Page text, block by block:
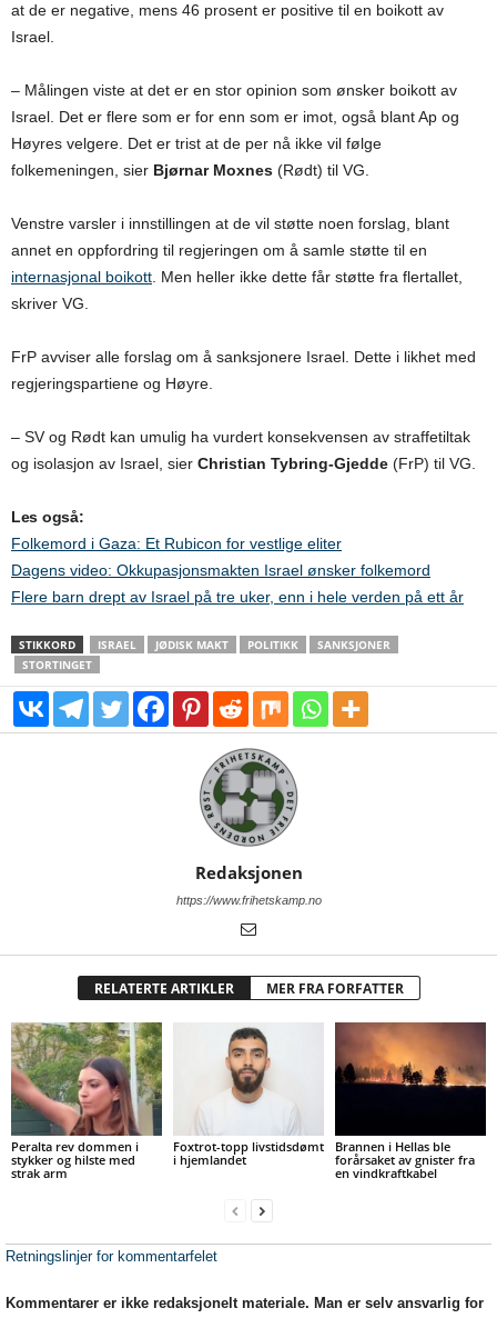
at de er negative, mens 46 prosent er positive til en boikott av
Israel.
– Målingen viste at det er en stor opinion som ønsker boikott av
Israel. Det er flere som er for enn som er imot, også blant Ap og
Høyres velgere. Det er trist at de per nå ikke vil følge
folkemeningen, sier Bjørnar Moxnes (Rødt) til VG.
Venstre varsler i innstillingen at de vil støtte noen forslag, blant
annet en oppfordring til regjeringen om å samle støtte til en
internasjonal boikott. Men heller ikke dette får støtte fra flertallet,
skriver VG.
FrP avviser alle forslag om å sanksjonere Israel. Dette i likhet med
regjeringspartiene og Høyre.
– SV og Rødt kan umulig ha vurdert konsekvensen av straffetiltak
og isolasjon av Israel, sier Christian Tybring-Gjedde (FrP) til VG.
Les også:
Folkemord i Gaza: Et Rubicon for vestlige eliter
Dagens video: Okkupasjonsmakten Israel ønsker folkemord
Flere barn drept av Israel på tre uker, enn i hele verden på ett år
STIKKORD ISRAEL JØDISK MAKT POLITIKK
SANKSJONER
STORTINGET
Redaksjonen
https://www.frihetskamp.no
RELATERTE ARTIKLER MER FRA FORFATTER
Peralta rev dommen i
stykker og hilste med
strak arm
Foxtrot-topp livstidsdømt
i hjemlandet
Brannen i Hellas ble
forårsaket av gnister fra
en vindkraftkabel
Retningslinjer for kommentarfelet
Kommentarer er ikke redaksjonelt materiale. Man er selv ansvarlig for